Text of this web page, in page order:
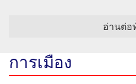
อ่านต่อ
การเมือง